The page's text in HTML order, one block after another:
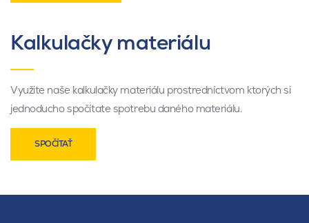
Kalkulačky materiálu
Využite naše kalkulačky materiálu prostredníctvom ktorých si
jednoducho spočítate spotrebu daného materiálu.
SPOČÍTAŤ